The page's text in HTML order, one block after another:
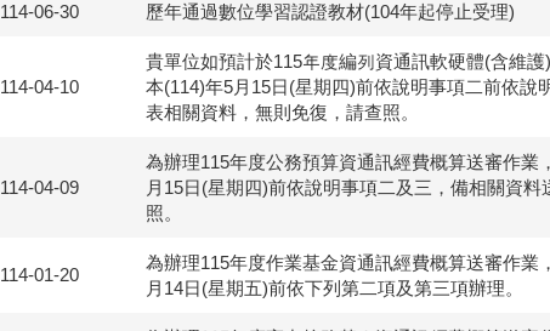
114-06-30 歷年通過數位學習認證教材(104年起停止受理)
114-04-10
貴單位如預計於115年度編列資通訊軟硬體(含維
本(114)年5月15日(星期四)前依說明事項二前依說
表相關資料，無則免復，請查照。
114-04-09
為辦理115年度公務預算資通訊經費概算送審作業
月15日(星期四)前依說明事項二及三，備相關資料
照。
114-01-20
為辦理115年度作業基金資通訊經費概算送審作業
月14日(星期五)前依下列第二項及第三項辦理。